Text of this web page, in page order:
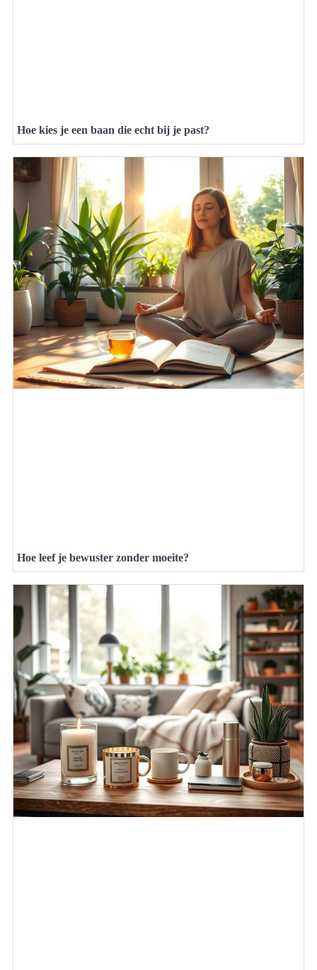
Hoe kies je een baan die echt bij je past?
Hoe leef je bewuster zonder moeite?